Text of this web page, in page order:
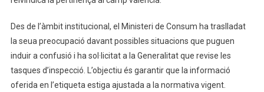
Des de l’àmbit institucional, el Ministeri de Consum ha traslladat
la seua preocupació davant possibles situacions que puguen
induir a confusió i ha sol·licitat a la Generalitat que revise les
tasques d’inspecció. L’objectiu és garantir que la informació
oferida en l’etiqueta estiga ajustada a la normativa vigent.